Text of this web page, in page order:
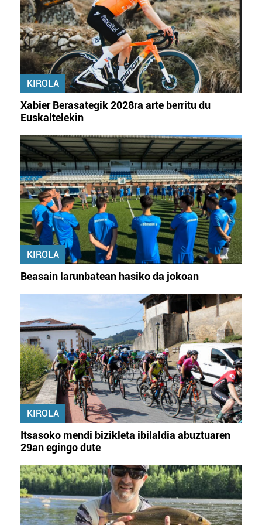
dezakezun ikusteko.
Lortu zure datu pertsonalak prozesatzeko moduari
buruzko informazio gehiago eta ezarri zure lehentasunak
datuen atalean. Edozein unetan alda edo ken dezakezu
zure baimena Cookieen adierazpenean.
Webgune honek cookie propioak eta hirugarrenen cookie-
zerbitzuak hobetzeko asmoz, cookie teknologiaz
baliatzen gara. Ohar hau onartuz gero, teknologia hori
erabiltzeko baimen esplizitua ematen diguzu.Gehiago
irakurri
KIROLA
Xabier Berasategik 2028ra arte berritu du
Euskaltelekin
KIROLA
Beasain larunbatean hasiko da jokoan
KIROLA
Itsasoko mendi bizikleta ibilaldia abuztuaren
29an egingo dute